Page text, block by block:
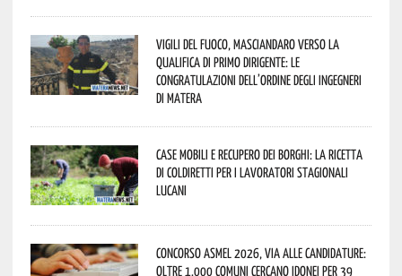
Vigili del Fuoco, Masciandaro verso la
qualifica di Primo Dirigente: le
congratulazioni dell’Ordine degli Ingegneri
di Matera
Case mobili e recupero dei borghi: la ricetta
di Coldiretti per i lavoratori stagionali
lucani
Concorso Asmel 2026, via alle candidature:
oltre 1.000 Comuni cercano idonei per 39